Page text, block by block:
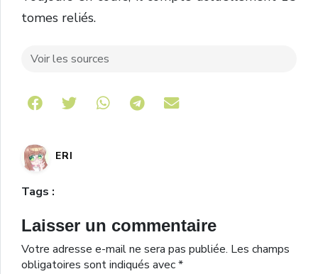
tomes reliés.
Voir les sources
Share on Telegram
ERI
Tags :
Laisser un commentaire
Votre adresse e-mail ne sera pas publiée. Les champs
obligatoires sont indiqués avec*